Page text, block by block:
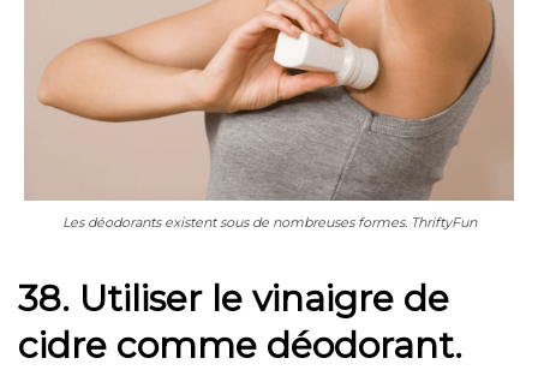
Les déodorants existent sous de nombreuses formes. ThriftyFun
38. Utiliser le vinaigre de
cidre comme déodorant.